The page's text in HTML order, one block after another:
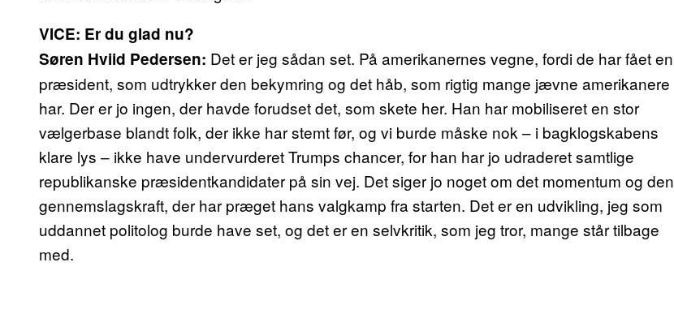
VICE: Er du glad nu?
Søren Hviid Pedersen: Det er jeg sådan set. På amerikanernes vegne, fordi de har fået en
præsident, som udtrykker den bekymring og det håb, som rigtig mange jævne amerikanere
har. Der er jo ingen, der havde forudset det, som skete her. Han har mobiliseret en stor
vælgerbase blandt folk, der ikke har stemt før, og vi burde måske nok – i bagklogskabens
klare lys – ikke have undervurderet Trumps chancer, for han har jo udraderet samtlige
republikanske præsidentkandidater på sin vej. Det siger jo noget om det momentum og den
gennemslagskraft, der har præget hans valgkamp fra starten. Det er en udvikling, jeg som
uddannet politolog burde have set, og det er en selvkritik, som jeg tror, mange står tilbage
med.